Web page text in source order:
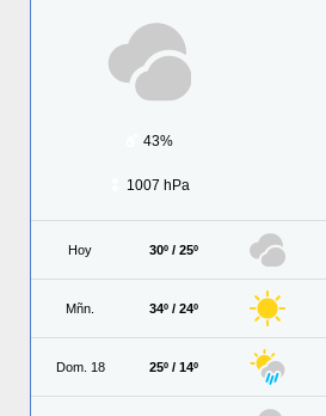
43%
1007 hPa
Hoy 30º / 25º
Mñn. 34º / 24º
Dom. 18 25º / 14º